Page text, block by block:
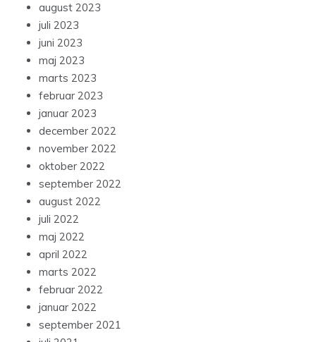
august 2023
juli 2023
juni 2023
maj 2023
marts 2023
februar 2023
januar 2023
december 2022
november 2022
oktober 2022
september 2022
august 2022
juli 2022
maj 2022
april 2022
marts 2022
februar 2022
januar 2022
september 2021